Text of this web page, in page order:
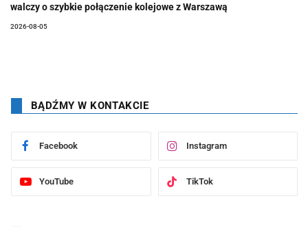
walczy o szybkie połączenie kolejowe z Warszawą
2026-08-05
BĄDŹMY W KONTAKCIE
Facebook Instagram
YouTube TikTok